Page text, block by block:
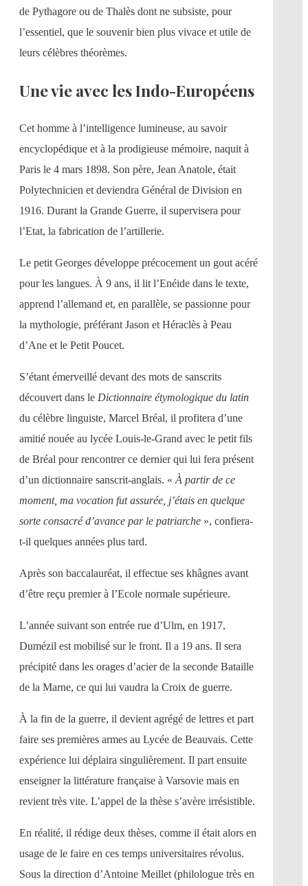
de Pythagore ou de Thalès dont ne subsiste, pour
l’essentiel, que le souvenir bien plus vivace et utile de
leurs célèbres théorèmes.
Une vie avec les Indo-Européens
Cet homme à l’intelligence lumineuse, au savoir
encyclopédique et à la prodigieuse mémoire, naquit à
Paris le 4 mars 1898. Son père, Jean Anatole, était
Polytechnicien et deviendra Général de Division en
1916. Durant la Grande Guerre, il supervisera pour
l’Etat, la fabrication de l’artillerie.
Le petit Georges développe précocement un gout acéré
pour les langues. À 9 ans, il lit l’Enéide dans le texte,
apprend l’allemand et, en parallèle, se passionne pour
la mythologie, préférant Jason et Héraclès à Peau
d’Ane et le Petit Poucet.
S’étant émerveillé devant des mots de sanscrits
découvert dans le Dictionnaire étymologique du latin
du célèbre linguiste, Marcel Bréal, il profitera d’une
amitié nouée au lycée Louis-le-Grand avec le petit fils
de Bréal pour rencontrer ce dernier qui lui fera présent
d’un dictionnaire sanscrit-anglais. « À partir de ce
moment, ma vocation fut assurée, j’étais en quelque
sorte consacré d’avance par le patriarche », confiera-
t-il quelques années plus tard.
Après son baccalauréat, il effectue ses khâgnes avant
d’être reçu premier à l’Ecole normale supérieure.
L’année suivant son entrée rue d’Ulm, en 1917,
Dumézil est mobilisé sur le front. Il a 19 ans. Il sera
précipité dans les orages d’acier de la seconde Bataille
de la Marne, ce qui lui vaudra la Croix de guerre.
À la fin de la guerre, il devient agrégé de lettres et part
faire ses premières armes au Lycée de Beauvais. Cette
expérience lui déplaira singulièrement. Il part ensuite
enseigner la littérature française à Varsovie mais en
revient très vite. L’appel de la thèse s’avère irrésistible.
En réalité, il rédige deux thèses, comme il était alors en
usage de le faire en ces temps universitaires révolus.
Sous la direction d’Antoine Meillet (philologue très en